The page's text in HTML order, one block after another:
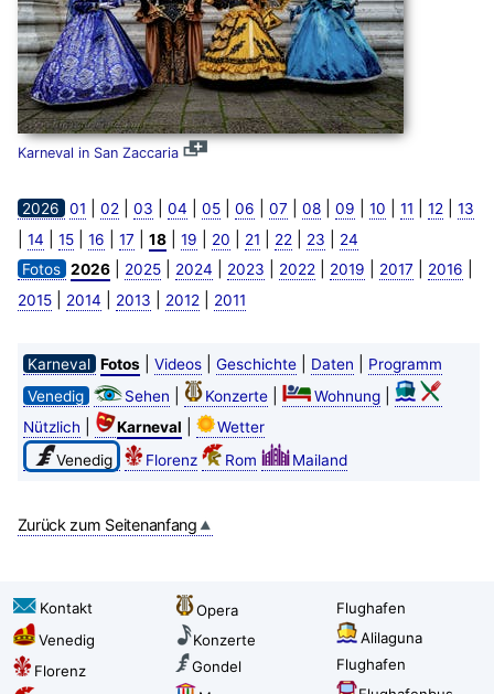
Karneval in San Zaccaria
2026 01 02 03 04 05| 06 07 08| 09 10 11 12 13
14 15| 16 17 18| 19 20 21 22 23
24
Fotos 2026| 2025| 2024 2023 2022 2019 2017 2016
2015| 2014 2013 2012 2011
Karneval Fotos| Videos| Geschichte| Daten
Programm
Venedig
Sehen Konzerte| Wohnung|
Nützlich Karneval
Wetter
Venedig
Florenz Rom Mailand
Zurück zum Seitenanfang
Kontakt
Venedig
Florenz
Opera
Konzerte
Gondel
Flughafen
Alilaguna
Flughafen